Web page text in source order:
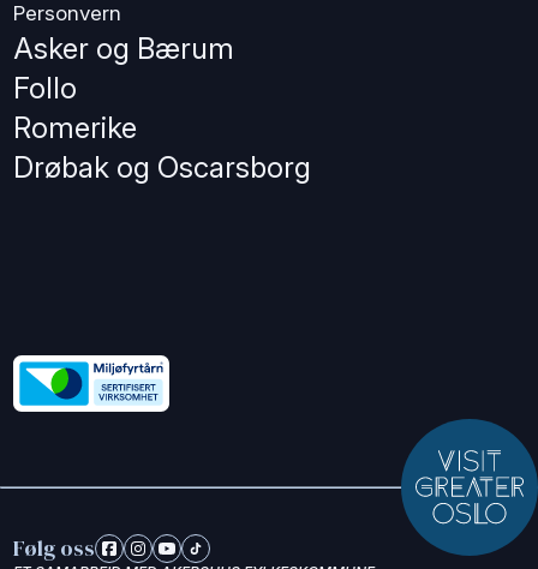
Personvern
Asker og Bærum
Follo
Romerike
Drøbak og Oscarsborg
Følg oss